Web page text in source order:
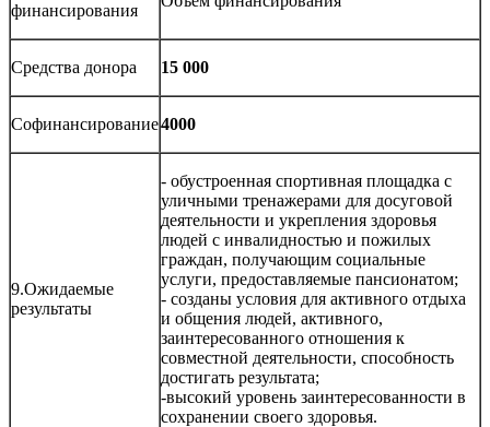
финансирования
Средства донора 15 000
Софинансирование4000
9.Ожидаемые
результаты
- обустроенная спортивная площадка с
уличными тренажерами для досуговой
деятельности и укрепления здоровья
людей с инвалидностью и пожилых
граждан, получающим социальные
услуги, предоставляемые пансионатом;
- созданы условия для активного отдыха
и общения людей, активного,
заинтересованного отношения к
совместной деятельности, способность
достигать результата;
-высокий уровень заинтересованности в
сохранении своего здоровья.